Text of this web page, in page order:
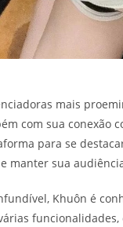
mais
com sua conexão
para se
manter sua
Khuôn é
funcionalidades,